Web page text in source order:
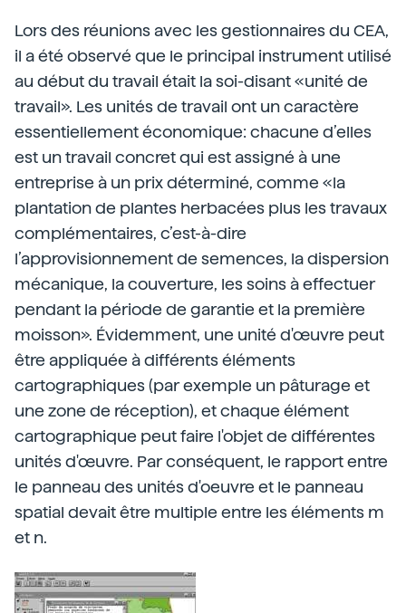
Lors des réunions avec les gestionnaires du CEA,
il a été observé que le principal instrument utilisé
au début du travail était la soi-disant «unité de
travail». Les unités de travail ont un caractère
essentiellement économique: chacune d’elles
est un travail concret qui est assigné à une
entreprise à un prix déterminé, comme «la
plantation de plantes herbacées plus les travaux
complémentaires, c’est-à-dire
l’approvisionnement de semences, la dispersion
mécanique, la couverture, les soins à effectuer
pendant la période de garantie et la première
moisson». Évidemment, une unité d'œuvre peut
être appliquée à différents éléments
cartographiques (par exemple un pâturage et
une zone de réception), et chaque élément
cartographique peut faire l'objet de différentes
unités d'œuvre. Par conséquent, le rapport entre
le panneau des unités d'oeuvre et le panneau
spatial devait être multiple entre les éléments m
et n.